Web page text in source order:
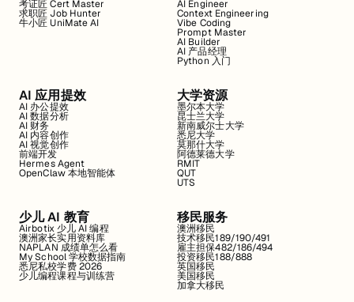
考证匠 Cert Master
求职匠 Job Hunter
牛小匠 UniMate AI
AI Engineer
Context Engineering
Vibe Coding
Prompt Master
AI Builder
AI 产品经理
Python 入门
AI 应用提效
AI 办公提效
AI 数据分析
AI 财务
AI 内容创作
AI 视觉创作
前端开发
Hermes Agent
OpenClaw 本地智能体
大学资源
墨尔本大学
昆士兰大学
新南威尔士大学
悉尼大学
莫那什大学
阿德莱德大学
RMIT
QUT
UTS
少儿 AI 教育
Airbotix 少儿 AI 编程
澳洲家长实用资料库
NAPLAN 成绩单怎么看
My School 学校数据指南
悉尼私校学费 2026
少儿编程课程与训练营
移民服务
澳洲移民
技术移民189/190/491
雇主担保482/186/494
投资移民188/888
英国移民
美国移民
加拿大移民